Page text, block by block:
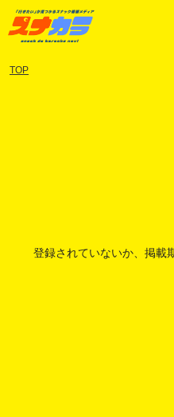
TOP
登録されていないか、掲載